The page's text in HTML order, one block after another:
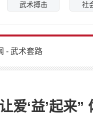
武术搏击 社
- 武术套路
爱‘益’起来